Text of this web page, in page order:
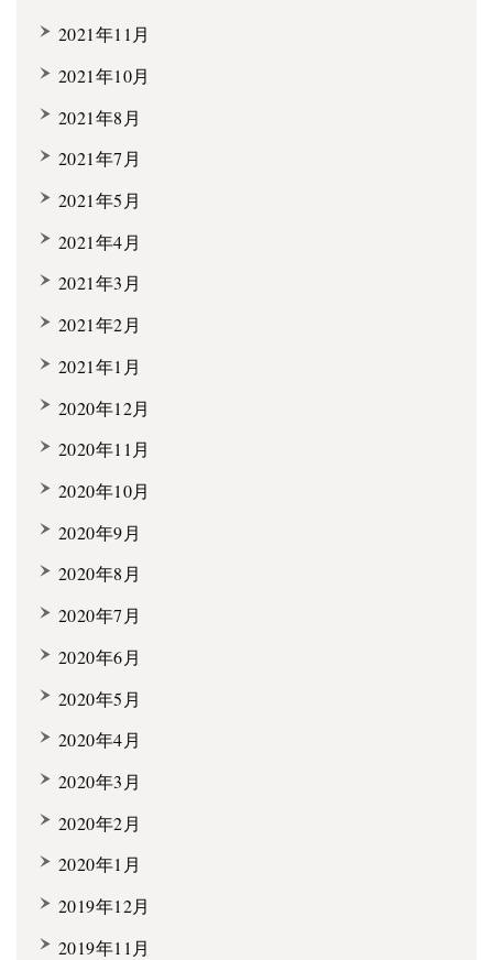
2021年11月
2021年10月
2021年8月
2021年7月
2021年5月
2021年4月
2021年3月
2021年2月
2021年1月
2020年12月
2020年11月
2020年10月
2020年9月
2020年8月
2020年7月
2020年6月
2020年5月
2020年4月
2020年3月
2020年2月
2020年1月
2019年12月
2019年11月